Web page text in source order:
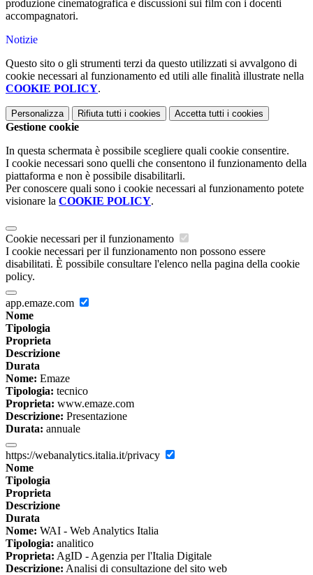
produzione cinematografica e discussioni sui film con i docenti
accompagnatori.
Notizie
Questo sito o gli strumenti terzi da questo utilizzati si avvalgono di
cookie necessari al funzionamento ed utili alle finalità illustrate nella
COOKIE POLICY.
Personalizza Rifiuta tutti i cookies Accetta tutti i cookies
Gestione cookie
In questa schermata è possibile scegliere quali cookie consentire.
I cookie necessari sono quelli che consentono il funzionamento della
piattaforma e non è possibile disabilitarli.
Per conoscere quali sono i cookie necessari al funzionamento potete
visionare la COOKIE POLICY.
Cookie necessari per il funzionamento
I cookie necessari per il funzionamento non possono essere
disabilitati. È possibile consultare l'elenco nella pagina della cookie
policy.
app.emaze.com
Nome
Tipologia
Proprieta
Descrizione
Durata
Nome: Emaze
Tipologia: tecnico
Proprieta: www.emaze.com
Descrizione: Presentazione
Durata: annuale
https://webanalytics.italia.it/privacy
Nome
Tipologia
Proprieta
Descrizione
Durata
Nome: WAI - Web Analytics Italia
Tipologia: analitico
Proprieta: AgID - Agenzia per l'Italia Digitale
Descrizione: Analisi di consultazione del sito web